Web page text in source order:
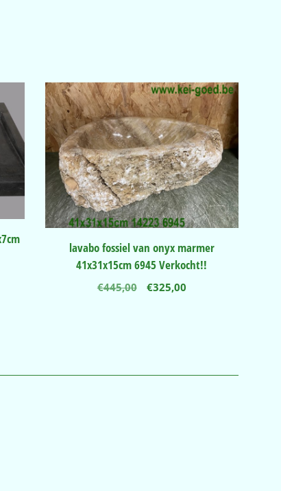
lavabo fossiel van onyx marmer
41x31x15cm 6945 Verkocht!!
€445,00
Oorspronkelijke
€325,00Huidige